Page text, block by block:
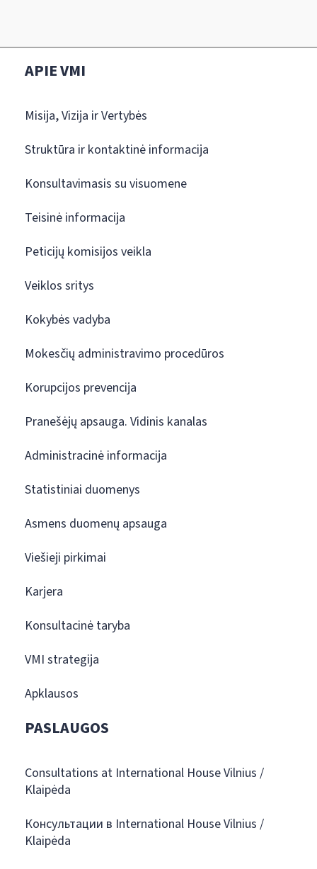
APIE VMI
Misija, Vizija ir Vertybės
Struktūra ir kontaktinė informacija
Konsultavimasis su visuomene
Teisinė informacija
Peticijų komisijos veikla
Veiklos sritys
Kokybės vadyba
Mokesčių administravimo procedūros
Korupcijos prevencija
Pranešėjų apsauga. Vidinis kanalas
Administracinė informacija
Statistiniai duomenys
Asmens duomenų apsauga
Viešieji pirkimai
Karjera
Konsultacinė taryba
VMI strategija
Apklausos
PASLAUGOS
Consultations at International House Vilnius /
Klaipėda
Консультации в International House Vilnius /
Klaipėda